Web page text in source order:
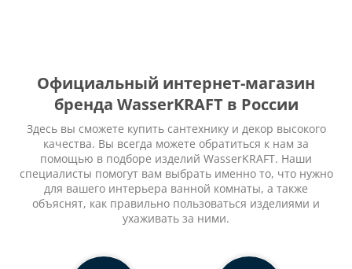
Официальный интернет-магазин
бренда WasserKRAFT в России
Здесь вы сможете купить сантехнику и декор высокого
качества. Вы всегда можете обратиться к нам за
помощью в подборе изделий WasserKRAFT. Наши
специалисты помогут вам выбрать именно то, что нужно
для вашего интерьера ванной комнаты, а также
объяснят, как правильно пользоваться изделиями и
ухаживать за ними.